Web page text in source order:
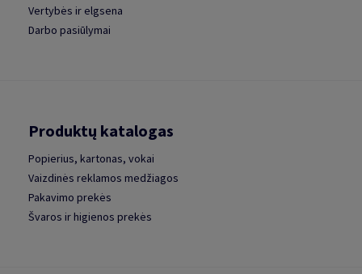
Vertybės ir elgsena
Darbo pasiūlymai
Produktų katalogas
Popierius, kartonas, vokai
Vaizdinės reklamos medžiagos
Pakavimo prekės
Švaros ir higienos prekės